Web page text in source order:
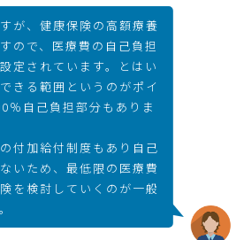
が、健康保険の高額療養
ので、医療費の自己負担
定されています。とはい
きる範囲というのがポイ
％自己負担部分もありま
付加給付制度もあり自己
いため、最低限の医療費
を検討していくのが一般